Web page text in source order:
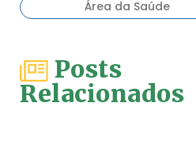
Área da Saúde
Posts
Relacionados